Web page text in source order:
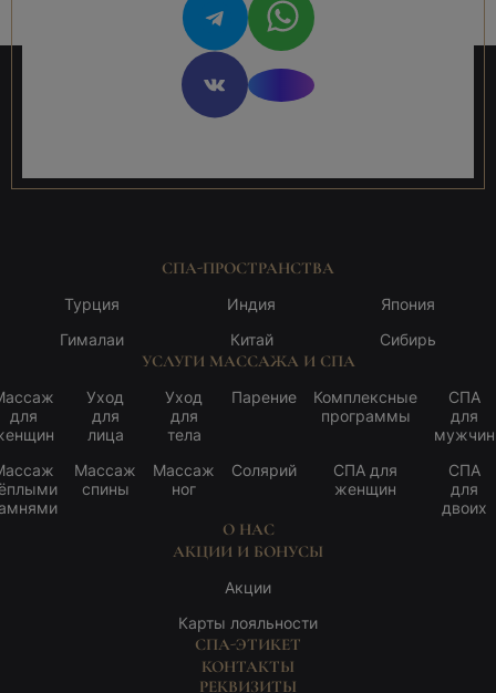
СПА-ПРОСТРАНСТВА
Турция
Гималаи
Индия
Китай
Япония
Сибирь
УСЛУГИ МАССАЖА И СПА
для
Уход
для
лица
Массаж
спины
Уход
для
тела
Массаж
ног
Парение
Солярий
Комплексные
программы
СПА для
женщин
СПА
для
мужчин
СПА
для
двоих
О НАС
АКЦИИ И БОНУСЫ
Акции
Карты лояльности
СПА-ЭТИКЕТ
КОНТАКТЫ
РЕКВИЗИТЫ